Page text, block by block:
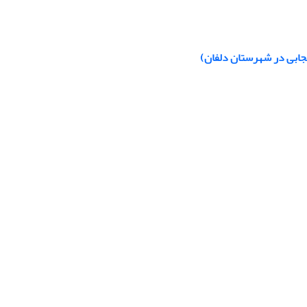
در شهرستان دلفان)